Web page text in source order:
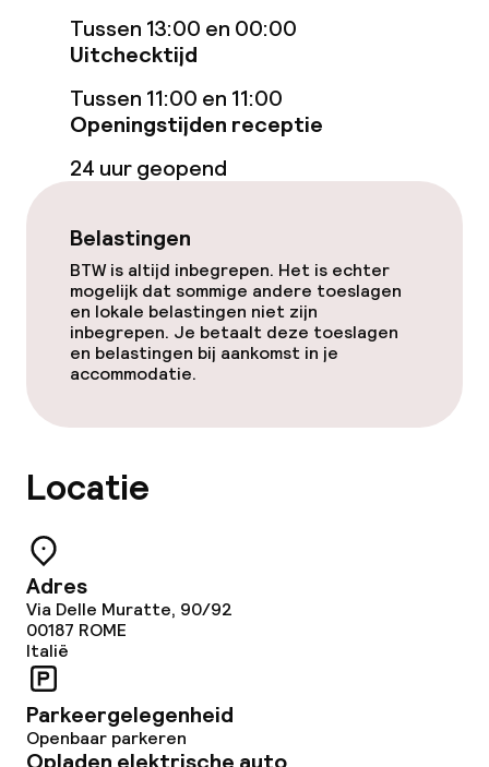
Roomservice
Faciliteiten en diensten voor kinderen
Babysitservice
Schoonmaakvoorzieningen
Wasservice
Beleid
Tussen 13:00 en 00:00
Uitchecktijd
Tussen 11:00 en 11:00
Openingstijden receptie
24 uur geopend
Belastingen
BTW is altijd inbegrepen. Het is echter
mogelijk dat sommige andere toeslagen
en lokale belastingen niet zijn
inbegrepen. Je betaalt deze toeslagen
en belastingen bij aankomst in je
accommodatie.
Locatie
Adres
Via Delle Muratte, 90/92
00187 ROME
Italië
Parkeergelegenheid
Openbaar parkeren